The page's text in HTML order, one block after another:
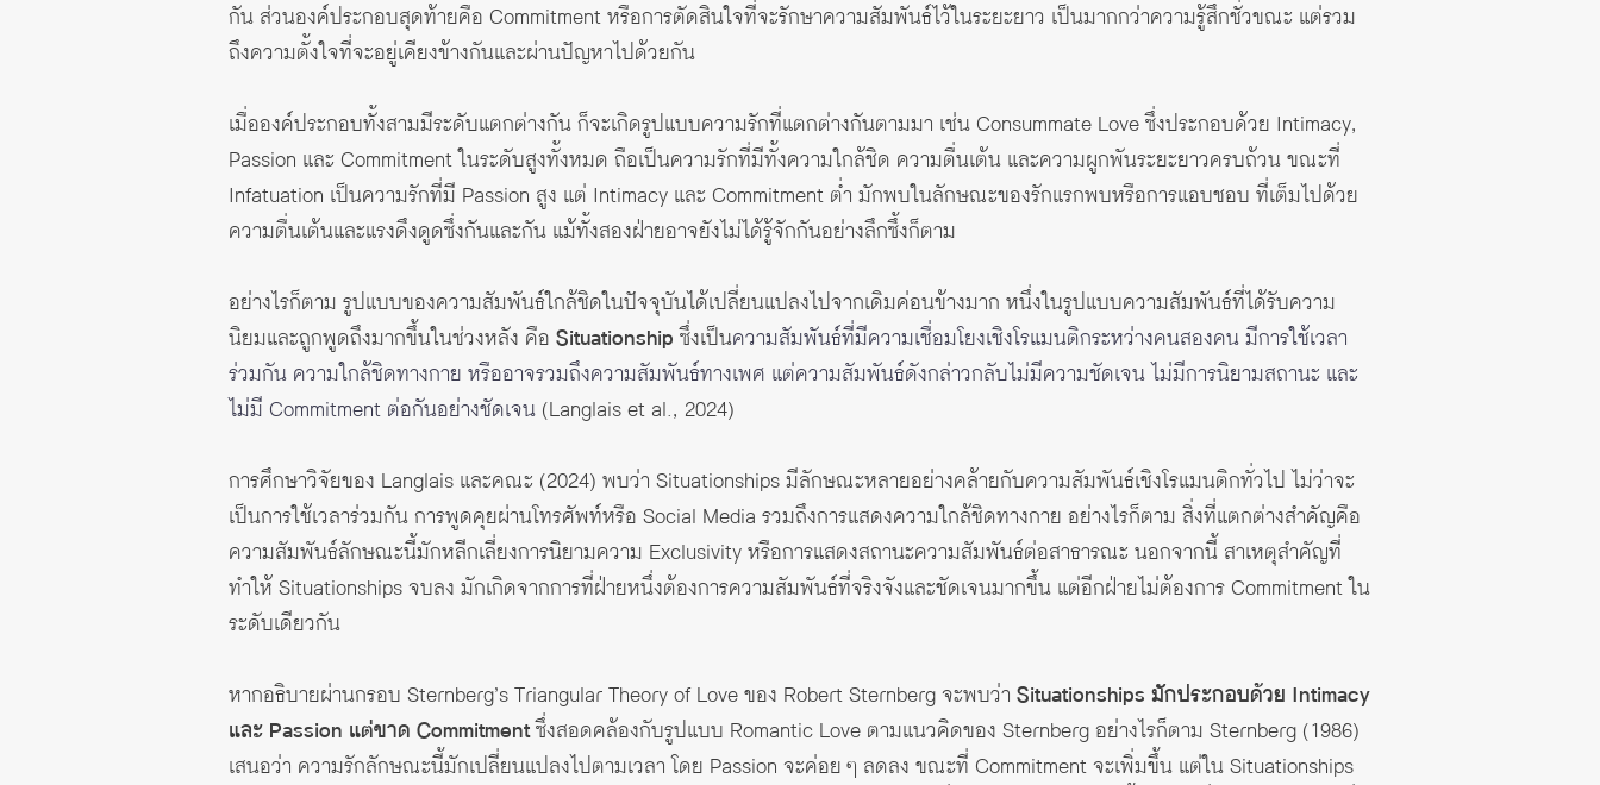
กัน ส่วนองค์ประกอบสุดท้ายคือ Commitment หรือการตัดสินใจที่จะรักษาความสัมพันธ์ไว้ในระยะยาว เป็นมากกว่าความรู้สึกชั่วขณะ แต่รวม
ถึงความตั้งใจที่จะอยู่เคียงข้างกันและผ่านปัญหาไปด้วยกัน
เมื่อองค์ประกอบทั้งสามมีระดับแตกต่างกัน ก็จะเกิดรูปแบบความรักที่แตกต่างกันตามมา เช่น Consummate Love ซึ่งประกอบด้วย Intimacy,
Passion และ Commitment ในระดับสูงทั้งหมด ถือเป็นความรักที่มีทั้งความใกล้ชิด ความตื่นเต้น และความผูกพันระยะยาวครบถ้วน ขณะที่
Infatuation เป็นความรักที่มี Passion สูง แต่ Intimacy และ Commitment ต่ำ มักพบในลักษณะของรักแรกพบหรือการแอบชอบ ที่เต็มไปด้วย
ความตื่นเต้นและแรงดึงดูดซึ่งกันและกัน แม้ทั้งสองฝ่ายอาจยังไม่ได้รู้จักกันอย่างลึกซึ้งก็ตาม
อย่างไรก็ตาม รูปแบบของความสัมพันธ์ใกล้ชิดในปัจจุบันได้เปลี่ยนแปลงไปจากเดิมค่อนข้างมาก หนึ่งในรูปแบบความสัมพันธ์ที่ได้รับความ
นิยมและถูกพูดถึงมากขึ้นในช่วงหลัง คือ Situationshipซึ่งเป็นความสัมพันธ์ที่มีความเชื่อมโยงเชิงโรแมนติกระหว่างคนสองคน มีการใช้เวลา
ร่วมกัน ความใกล้ชิดทางกาย หรืออาจรวมถึงความสัมพันธ์ทางเพศ แต่ความสัมพันธ์ดังกล่าวกลับไม่มีความชัดเจน ไม่มีการนิยามสถานะ และ
ไม่มี Commitment ต่อกันอย่างชัดเจน (Langlais et al., 2024)
การศึกษาวิจัยของ Langlais และคณะ (2024) พบว่า Situationships มีลักษณะหลายอย่างคล้ายกับความสัมพันธ์เชิงโรแมนติกทั่วไป ไม่ว่าจะ
เป็นการใช้เวลาร่วมกัน การพูดคุยผ่านโทรศัพท์หรือ Social Media รวมถึงการแสดงความใกล้ชิดทางกาย อย่างไรก็ตาม สิ่งที่แตกต่างสำคัญคือ
ความสัมพันธ์ลักษณะนี้มักหลีกเลี่ยงการนิยามความ Exclusivity หรือการแสดงสถานะความสัมพันธ์ต่อสาธารณะ นอกจากนี้ สาเหตุสำคัญที่
ทำให้ Situationships จบลง มักเกิดจากการที่ฝ่ายหนึ่งต้องการความสัมพันธ์ที่จริงจังและชัดเจนมากขึ้น แต่อีกฝ่ายไม่ต้องการ Commitment ใน
ระดับเดียวกัน
หากอธิบายผ่านกรอบ Sternberg’s Triangular Theory of Love ของ Robert Sternberg จะพบว่า Situationships มักประกอบด้วย Intimacy
และ Passion แต่ขาด Commitmentซึ่งสอดคล้องกับรูปแบบ Romantic Love ตามแนวคิดของ Sternberg อย่างไรก็ตาม Sternberg (1986)
เสนอว่า ความรักลักษณะนี้มักเปลี่ยนแปลงไปตามเวลา โดย Passion จะค่อย ๆ ลดลง ขณะที่ Commitment จะเพิ่มขึ้น แต่ใน Situationships